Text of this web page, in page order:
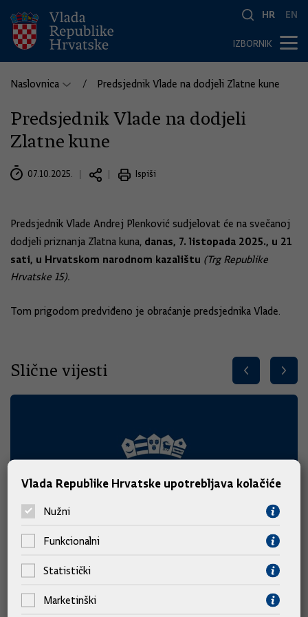
HR EN
IZBORNIK
Naslovnica Predsjednik Vlade na dodjeli Zlatne kune
Predsjednik Vlade na dodjeli
Zlatne kune
07.10.2025. Ispiši
Predsjednik Vlade Andrej Plenković sudjelovat će na svečanoj
dodjeli priznanja Zlatna kuna, danas, 7. listopada 2025., u 21
sati, u Hrvatskom narodnom kazalištu (Trg Republike
Hrvatske 15).
Tom prigodom predviđeno je obraćanje predsjednika Vlade.
Slične vijesti
Vlada Republike Hrvatske upotrebljava kolačiće
Nužni
Funkcionalni
Statistički
Marketinški